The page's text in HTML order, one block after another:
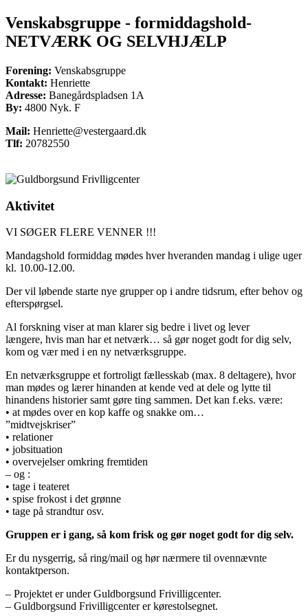
Venskabsgruppe - formiddagshold-
NETVÆRK OG SELVHJÆLP
Forening: Venskabsgruppe
Kontakt: Henriette
Adresse: Banegårdspladsen 1A
By: 4800 Nyk. F
Mail: Henriette@vestergaard.dk
Tlf: 20782550
Aktivitet
VI SØGER FLERE VENNER !!!
Mandagshold formiddag mødes hver hveranden mandag i ulige uger
kl. 10.00-12.00.
Der vil løbende starte nye grupper op i andre tidsrum, efter behov og
efterspørgsel.
Al forskning viser at man klarer sig bedre i livet og lever
længere, hvis man har et netværk… så gør noget godt for dig selv,
kom og vær med i en ny netværksgruppe.
En netværksgruppe et fortroligt fællesskab (max. 8 deltagere), hvor
man mødes og lærer hinanden at kende ved at dele og lytte til
hinandens historier samt gøre ting sammen. Det kan f.eks. være:
• at mødes over en kop kaffe og snakke om…
”midtvejskriser”
• relationer
• jobsituation
• overvejelser omkring fremtiden
– og :
• tage i teateret
• spise frokost i det grønne
• tage på strandtur osv.
Gruppen er i gang, så kom frisk og gør noget godt for dig selv.
Er du nysgerrig, så ring/mail og hør nærmere til ovennævnte
kontaktperson.
– Projektet er under Guldborgsund Frivilligcenter.
– Guldborgsund Frivilligcenter er kørestolsegnet.